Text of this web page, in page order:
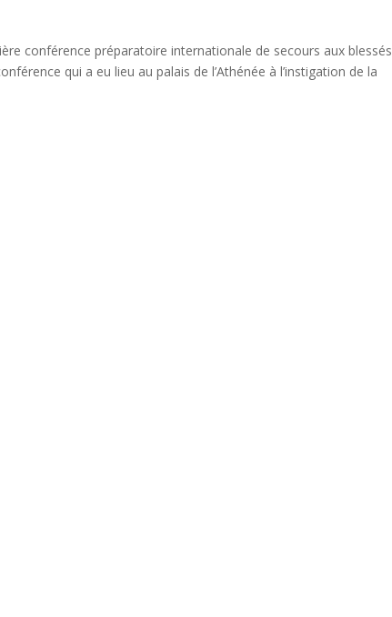
conférence préparatoire internationale de secours aux blessés
qui a eu lieu au palais de l’Athénée à l’instigation de la